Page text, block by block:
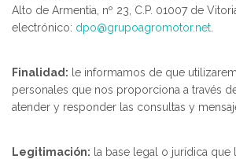
Alto de Armentia, nº 23, C.P. 01007 de
electrónico: dpo@grupoagromotor.net
Finalidad: le informamos de que
personales que nos proporciona a través
atender y responder las consultas y
Legitimación: la base legal o jurídica que